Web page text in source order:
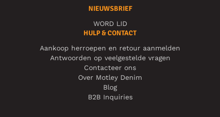
NIEUWSBRIEF
WORD LID
HULP & CONTACT
Aankoop herroepen en retour aanmelden
Antwoorden op veelgestelde vragen
Contacteer ons
Over Motley Denim
Blog
B2B Inquiries